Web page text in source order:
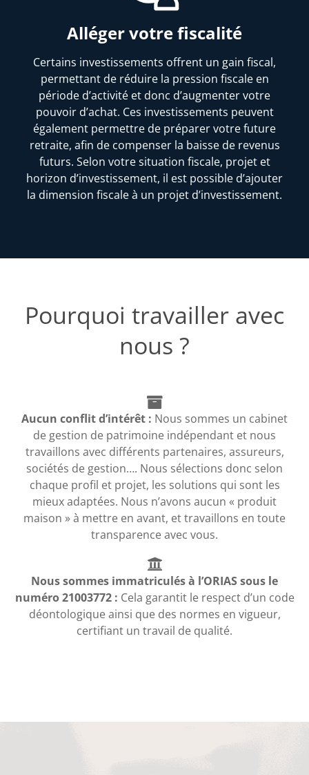
Alléger votre fiscalité
Certains investissements offrent un gain fiscal,
permettant de réduire la pression fiscale en
période d’activité et donc d’augmenter votre
pouvoir d’achat. Ces investissements peuvent
également permettre de préparer votre future
retraite, afin de compenser la baisse de revenus
futurs. Selon votre situation fiscale, projet et
horizon d’investissement, il est possible d’ajouter
la dimension fiscale à un projet d’investissement.
Pourquoi travailler avec
nous ?
Aucun conflit d’intérêt : Nous sommes un cabinet
de gestion de patrimoine indépendant et nous
travaillons avec différents partenaires, assureurs,
sociétés de gestion…. Nous sélections donc selon
chaque profil et projet, les solutions qui sont les
mieux adaptées. Nous n’avons aucun « produit
maison » à mettre en avant, et travaillons en toute
transparence avec vous.
Nous sommes immatriculés à l’ORIAS sous le
numéro 21003772 : Cela garantit le respect d’un code
déontologique ainsi que des normes en vigueur,
certifiant un travail de qualité.